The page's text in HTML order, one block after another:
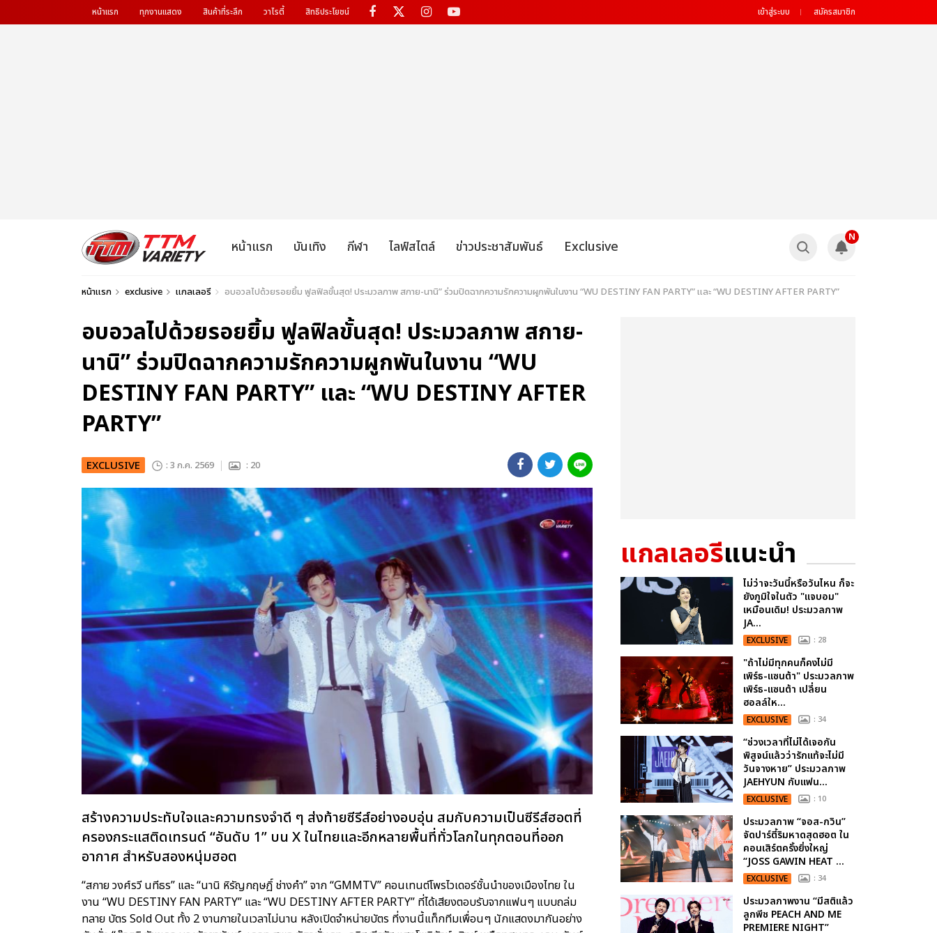
หน้าแรก ทุกงานแสดง สินค้าที่ระลึก วาไรตี้ สิทธิประโยชน์ เข้าสู่ระบบ สมัครสมาชิก
หน้าแรก บันเทิง กีฬา ไลฟ์สไตล์ ข่าวประชาสัมพันธ์ Exclusive
N
หน้าแรก exclusive แกลเลอรี อบอวลไปด้วยรอยยิ้ม ฟูลฟิลขั้นสุด! ประมวลภาพ สกาย-นานิ” ร่วมปิดฉากความรักความผูกพันในงาน “WU DESTINY FAN PARTY” และ “WU DESTINY AFTER PARTY”
อบอวลไปด้วยรอยยิ้ม ฟูลฟิลขั้นสุด! ประมวลภาพ สกาย-
นานิ” ร่วมปิดฉากความรักความผูกพันในงาน “WU
DESTINY FAN PARTY” และ “WU DESTINY AFTER
PARTY”
EXCLUSIVE : 3 ก.ค. 2569 : 20
สร้างความประทับใจและความทรงจำดี ๆ ส่งท้ายซีรีส์อย่างอบอุ่น สมกับความเป็นซีรีส์ฮอตที่
ครองกระแสติดเทรนด์ “อันดับ 1” บน X ในไทยและอีกหลายพื้นที่ทั่วโลกในทุกตอนที่ออก
อากาศ สำหรับสองหนุ่มฮอต
“สกาย วงศ์รวี นทีธร” และ “นานิ หิรัญกฤษฎิ์ ช่างคำ” จาก “GMMTV” คอนเทนต์โพรไวเดอร์ชั้นนำของเมืองไทย ใน
งาน “WU DESTINY FAN PARTY” และ “WU DESTINY AFTER PARTY” ที่ได้เสียงตอบรับจากแฟนๆ แบบถล่ม
ทลาย บัตร Sold Out ทั้ง 2 งานภายในเวลาไม่นาน หลังเปิดจำหน่ายบัตร ที่งานนี้แท็กทีมเพื่อนๆ นักแสดงมากันอย่าง
แกลเลอรีแนะนำ
ไม่ว่าจะวันนี้หรือวันไหน ก็จะ
ยังภูมิใจในตัว "แจบอม"
เหมือนเดิม! ประมวลภาพ
JA...
EXCLUSIVE : 28
"ถ้าไม่มีทุกคนก็คงไม่มี
เพิร์ธ-แซนต้า" ประมวลภาพ
เพิร์ธ-แซนต้า เปลี่ยน
ฮอลล์ให...
EXCLUSIVE : 34
“ช่วงเวลาที่ไม่ได้เจอกัน
พิสูจน์แล้วว่ารักแท้จะไม่มี
วันจางหาย” ประมวลภาพ
JAEHYUN กับแฟน...
EXCLUSIVE : 10
ประมวลภาพ “จอส-กวิน”
จัดปาร์ตี้ริมหาดสุดฮอต ใน
คอนเสิร์ตครั้งยิ่งใหญ่
“JOSS GAWIN HEAT ...
EXCLUSIVE : 34
ประมวลภาพงาน “มีสติแล้ว
ลูกพีช PEACH AND ME
PREMIERE NIGHT”